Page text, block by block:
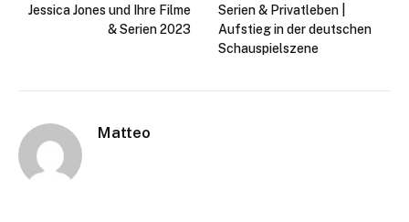
Jessica Jones und Ihre Filme
& Serien 2023
Serien & Privatleben |
Aufstieg in der deutschen
Schauspielszene
Matteo